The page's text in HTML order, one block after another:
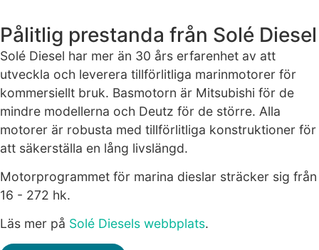
Pålitlig prestanda från Solé Diesel
Solé Diesel har mer än 30 års erfarenhet av att
utveckla och leverera tillförlitliga marinmotorer för
kommersiellt bruk. Basmotorn är Mitsubishi för de
mindre modellerna och Deutz för de större. Alla
motorer är robusta med tillförlitliga konstruktioner för
att säkerställa en lång livslängd.
Motorprogrammet för marina dieslar sträcker sig från
16 - 272 hk.
Läs mer på Solé Diesels webbplats.
intressen och ditt
beteende när du
surfar ökar du
chansen att få se
personligt
anpassat innehåll
och erbjudanden.